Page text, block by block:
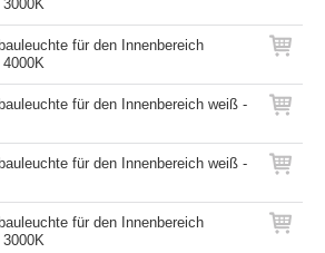
3000K
für den Innenbereich
4000K
für den Innenbereich weiß -
für den Innenbereich weiß -
für den Innenbereich
3000K